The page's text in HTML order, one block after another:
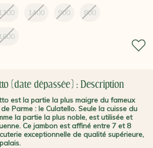
1300 1400 900 800
1600
(date dépassée) : Description
est la partie la plus maigre du fameux
Parme : le Culatello. Seule la cuisse du
la partie la plus noble, est utilisée et
Ce jambon est affiné entre 7 et 8
exceptionnelle de qualité supérieure,